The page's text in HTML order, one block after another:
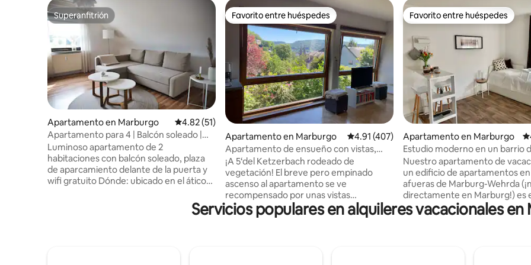
Superanfitrión
Superanfitrión
Apartamento en Marburgo Calificación promedio: 4.82 de 5, 51 reseñas
4.82 (51)
Apartamento para 4 | Balcón soleado |
Wifi | Aparcamiento
Luminoso apartamento de 2
habitaciones con balcón soleado, plaza
de aparcamiento delante de la puerta y
wifi gratuito Dónde: ubicado en el ático
Para quién: reservable para un máximo
Favorito entre huéspedes
Favorito entre huéspedes
Apartamento en Marburgo Calificación promedio: 4.91 de 5, 407 reseñas
4.91 (407)
Apartamento de ensueño con vistas,
calefacción por suelo radiante, wifi y TV
¡A 5‘del Ketzerbach rodeado de
vegetación! El breve pero empinado
ascenso al apartamento se ve
recompensado por unas vistas
maravillosas de la ciudad y la iglesia
eléctrica, que entran por su cuenta a
Favorito entre huéspedes
Favorito entre huéspedes
Apartamento en Marburgo
Estudio moderno en un barrio
Marburg
Nuestro apartamento de
un edificio de apartamentos en
afueras de Marburg-Wehrda
directamente en Marburg!) es
de partida perfecto para
ciudad universitaria. Ideal para
cómoda zona de trabajo con
Servicios populares en alquileres vacacionales en